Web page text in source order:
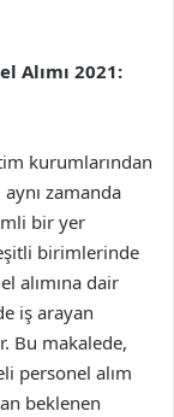
Alımı 2021:
kurumlarından
zamanda
bir yer
birimlerinde
alımına dair
iş arayan
Bu makalede,
personel alım
beklenen